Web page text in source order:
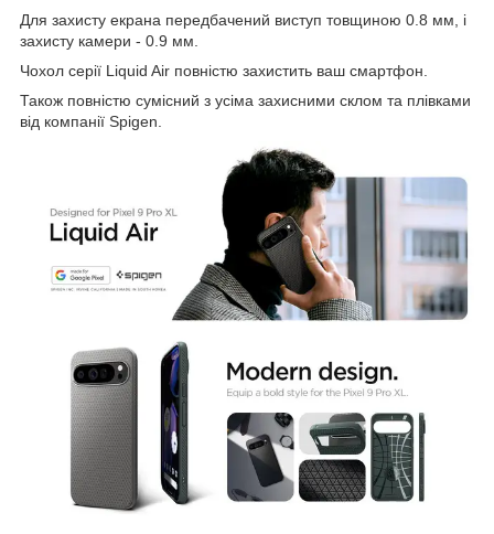
Для захисту екрана передбачений виступ товщиною 0.8 мм, і
захисту камери - 0.9 мм.
Чохол серії Liquid Air повністю захистить ваш смартфон.
Також повністю сумісний з усіма захисними склом та плівками
від компанії Spigen.